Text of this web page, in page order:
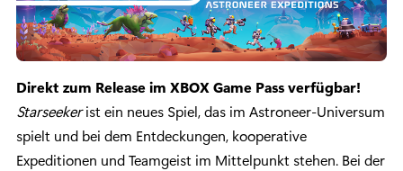
Direkt zum Release im XBOX Game Pass verfügbar!
Starseekerist ein neues Spiel, das im Astroneer-Universum
spielt und bei dem Entdeckungen, kooperative
Expeditionen und Teamgeist im Mittelpunkt stehen. Bei der